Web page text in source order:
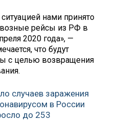
нами принято
рейсы из РФ в
2020 года», —
что будут
с целью возвращения
случаев заражения
в России
до 253